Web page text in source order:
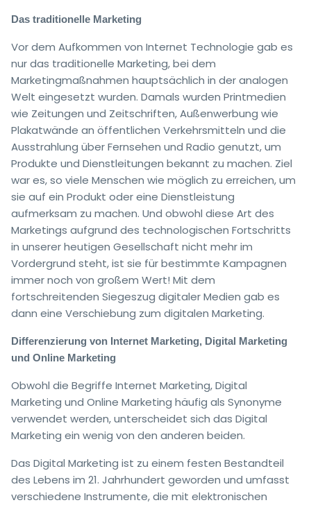
Das traditionelle Marketing
Vor dem Aufkommen von Internet Technologie gab es
nur das traditionelle Marketing, bei dem
Marketingmaßnahmen hauptsächlich in der analogen
Welt eingesetzt wurden. Damals wurden Printmedien
wie Zeitungen und Zeitschriften, Außenwerbung wie
Plakatwände an öffentlichen Verkehrsmitteln und die
Ausstrahlung über Fernsehen und Radio genutzt, um
Produkte und Dienstleitungen bekannt zu machen. Ziel
war es, so viele Menschen wie möglich zu erreichen, um
sie auf ein Produkt oder eine Dienstleistung
aufmerksam zu machen. Und obwohl diese Art des
Marketings aufgrund des technologischen Fortschritts
in unserer heutigen Gesellschaft nicht mehr im
Vordergrund steht, ist sie für bestimmte Kampagnen
immer noch von großem Wert! Mit dem
fortschreitenden Siegeszug digitaler Medien gab es
dann eine Verschiebung zum digitalen Marketing.
Differenzierung von Internet Marketing, Digital Marketing
und Online Marketing
Obwohl die Begriffe Internet Marketing, Digital
Marketing und Online Marketing häufig als Synonyme
verwendet werden, unterscheidet sich das Digital
Marketing ein wenig von den anderen beiden.
Das Digital Marketing ist zu einem festen Bestandteil
des Lebens im 21. Jahrhundert geworden und umfasst
verschiedene Instrumente, die mit elektronischen